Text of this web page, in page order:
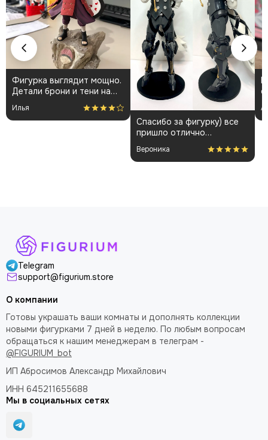
Фигурка выглядит мощно.
Детали брони и тени на
плаще проработаны
аккуратно. Пришла быстро
и без повреждений.
Илья
Спасибо за фигурку) все
пришло отлично
упакованным. Отдельная
благодарность за
покраску модели.
Вероника
Telegram
support@figurium.store
О компании
Готовы украшать ваши комнаты и дополнять коллекции
новыми фигурками 7 дней в неделю. По любым вопросам
обращаться к нашим менеджерам в телеграм -
@FIGURIUM_bot
ИП Абросимов Александр Михайлович
ИНН 645211655688
Мы в социальных сетях